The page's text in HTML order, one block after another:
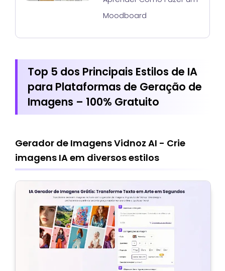
Moodboard
Top 5 dos Principais Estilos de IA
para Plataformas de Geração de
Imagens – 100% Gratuito
Gerador de Imagens Vidnoz AI - Crie
imagens IA em diversos estilos